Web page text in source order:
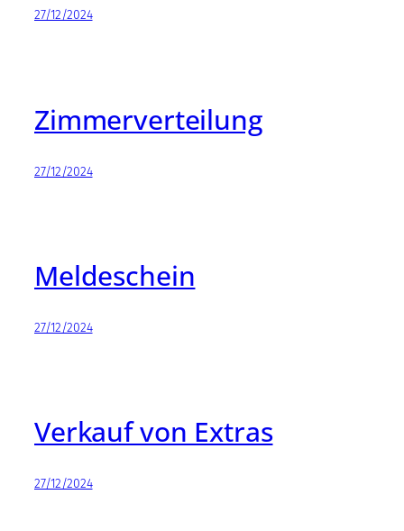
27/12/2024
Zimmerverteilung
27/12/2024
Meldeschein
27/12/2024
Verkauf von Extras
27/12/2024